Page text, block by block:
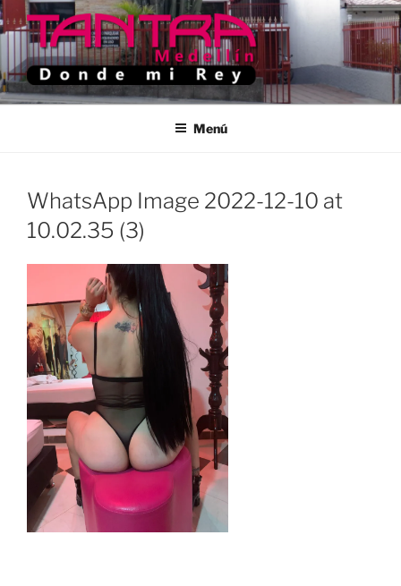
Saltar
al
contenido
TANTRA MEDELLIN
Donde Mi Rey
Menú
WhatsApp Image 2022-12-10 at
10.02.35 (3)